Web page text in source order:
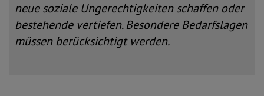
neue soziale Ungerechtigkeiten schaffen oder
bestehende vertiefen. Besondere Bedarfslagen
müssen berücksichtigt werden.